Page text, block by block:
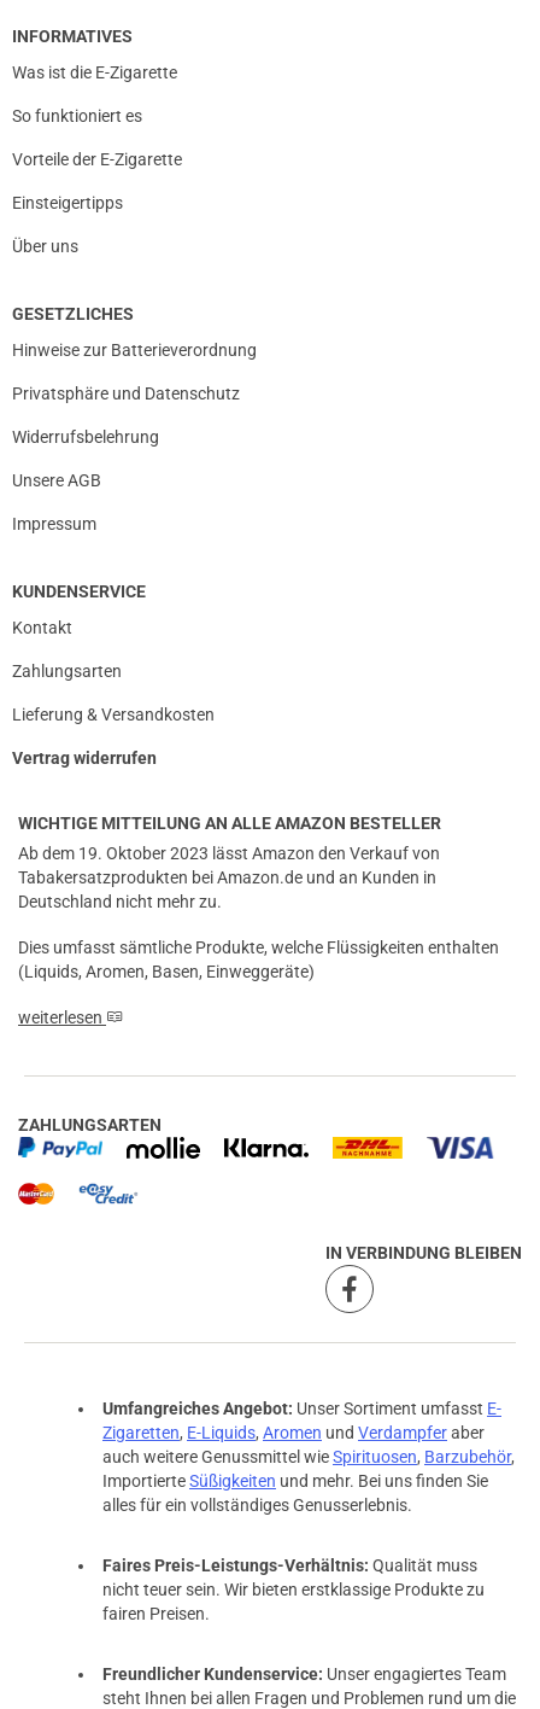
INFORMATIVES
Was ist die E-Zigarette
So funktioniert es
Vorteile der E-Zigarette
Einsteigertipps
Über uns
GESETZLICHES
Hinweise zur Batterieverordnung
Privatsphäre und Datenschutz
Widerrufsbelehrung
Unsere AGB
Impressum
KUNDENSERVICE
Kontakt
Zahlungsarten
Lieferung & Versandkosten
Vertrag widerrufen
WICHTIGE MITTEILUNG AN ALLE AMAZON BESTELLER
Ab dem 19. Oktober 2023 lässt Amazon den Verkauf von
Tabakersatzprodukten bei Amazon.de und an Kunden in
Deutschland nicht mehr zu.
Dies umfasst sämtliche Produkte, welche Flüssigkeiten enthalten
(Liquids, Aromen, Basen, Einweggeräte)
weiterlesen
ZAHLUNGSARTEN
IN VERBINDUNG BLEIBEN
Umfangreiches Angebot: Unser Sortiment umfasst E-
Zigaretten, E-Liquids, Aromen und Verdampferaber
auch weitere Genussmittel wieSpirituosen, Barzubehör,
ImportierteSüßigkeiten und mehr. Bei uns finden Sie
alles für ein vollständiges Genusserlebnis.
Faires Preis-Leistungs-Verhältnis: Qualität muss
nicht teuer sein. Wir bieten erstklassige Produkte zu
fairen Preisen.
Freundlicher Kundenservice: Unser engagiertes Team
steht Ihnen bei allen Fragen und Problemen rund um die